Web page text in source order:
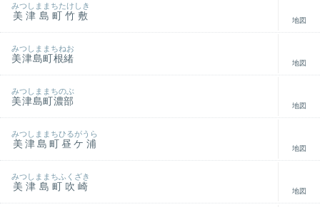
美津島町竹敷
みつしままちたけしき
地図
美津島町根緒
みつしままちねお
地図
美津島町濃部
みつしままちのぶ
地図
美津島町昼ケ浦
みつしままちひるがうら
地図
美津島町吹崎
みつしままちふくざき
地図